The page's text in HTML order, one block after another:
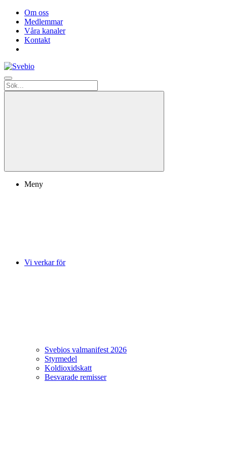
Om oss
Medlemmar
Våra kanaler
Kontakt
Meny
Vi verkar för
Svebios valmanifest 2026
Styrmedel
Koldioxidskatt
Besvarade remisser